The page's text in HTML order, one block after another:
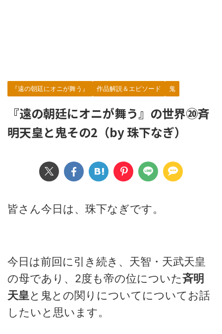
『遠の朝廷にオニが舞う』 作品解説＆エピソード 鬼
『遠の朝廷にオニが舞う』の世界⑳斉
明天皇と鬼その2（by 珠下なぎ）
皆さん今日は、珠下なぎです。
今日は前回に引き続き、天智・天武天皇
の母であり、2度も帝の位についた斉明
天皇と鬼との関りについてについてお話
したいと思います。